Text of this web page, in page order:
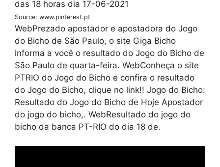
Source: www.pinterest.pt
WebPrezado apostador e apostadora do Jogo
do Bicho de São Paulo, o site Giga Bicho
informa a você o resultado do Jogo do Bicho de
São Paulo de quarta-feira. WebConheça o site
PTRIO do Jogo do Bicho e confira o resultado
do Jogo do Bicho, clique no link!! Jogo do Bicho:
Resultado do Jogo do Bicho de Hoje Apostador
do jogo do bicho,. WebResultado do jogo do
bicho da banca PT-RIO do dia 18 de.